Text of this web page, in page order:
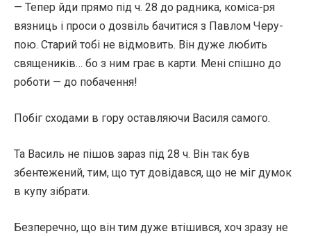
— Тепер йди прямо під ч. 28 до радника, коміса-ря
вязниць і проси о дозвіль бачитися з Павлом Черу-
пою. Старий тобі не відмовить. Він дуже любить
священиків… бо з ним грає в карти. Мені спішно до
роботи — до побачення!
Побіг сходами в гору оставляючи Василя самого.
Та Василь не пішов зараз під 28 ч. Він так був
збентежений, тим, що тут довідався, що не міг думок
в купу зібрати.
Безперечно, що він тим дуже втішився, хоч зразу не